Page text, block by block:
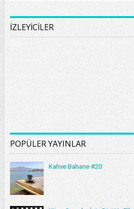
İZLEYİCİLER
POPÜLER YAYINLAR
Kahve Bahane #20